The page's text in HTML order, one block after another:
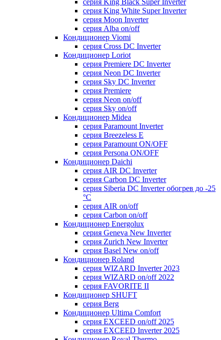
серия King Black Super Inverter
серия King White Super Inverter
серия Moon Inverter
серия Alba on/off
Кондиционер Viomi
серия Cross DC Inverter
Кондиционер Loriot
серия Premiere DC Inverter
серия Neon DC Inverter
серия Sky DC Inverter
серия Premiere
серия Neon on/off
серия Sky on/off
Кондиционер Midea
серия Paramount Inverter
серия Breezeless E
серия Paramount ON/OFF
серия Persona ON/OFF
Кондиционер Daichi
серия AIR DC Inverter
серия Carbon DC Inverter
серия Siberia DC Inverter обогрев до -25
°С
серия AIR on/off
серия Carbon on/off
Кондиционер Energolux
серия Geneva New Inverter
серия Zurich New Inverter
серия Basel New on/off
Кондиционер Roland
серия WIZARD Inverter 2023
серия WIZARD on/off 2022
серия FAVORITE II
Кондиционер SHUFT
серия Berg
Кондиционер Ultima Comfort
серия EXCEED on/off 2025
серия EXCEED Inverter 2025